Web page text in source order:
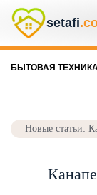
setafi
БЫТОВАЯ
Новые статьи: